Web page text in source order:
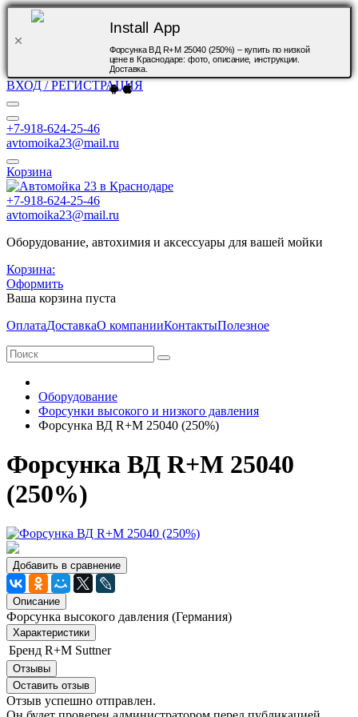
Install App
Форсунка ВД R+M 25040 (250%) – купить по низкой
цене в Краснодаре: фото, описание, инструкции.
Доставка.
ВХОД / РЕГИСТРАЦИЯ
+7-918-624-25-46
avtomoika23@mail.ru
Корзина
+7-918-624-25-46
avtomoika23@mail.ru
Оборудование, автохимия и аксессуары для вашей мойки
Корзина:
Оформить
Ваша корзина пуста
ОплатаДоставкаО компанииКонтактыПолезное
Оборудование
Форсунки высокого и низкого давления
Форсунка ВД R+M 25040 (250%)
Форсунка ВД R+M 25040
(250%)
Добавить в сравнение
Описание
Форсунка высокого давления (Германия)
Характеристики
Бренд R+M Suttner
Отзывы
Оставить отзыв
Отзыв успешно отправлен.